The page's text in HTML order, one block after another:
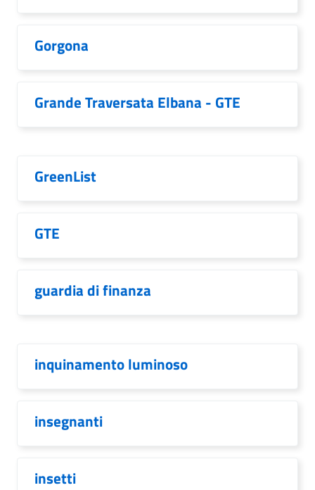
Gorgona
Grande Traversata Elbana - GTE
GreenList
GTE
guardia di finanza
inquinamento luminoso
insegnanti
insetti